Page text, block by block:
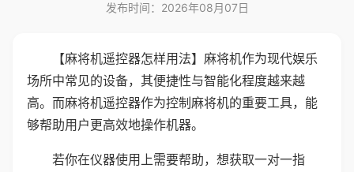
发布时间：2026年08月07日
【麻将机遥控器怎样用法】麻将机作为现代娱乐
场所中常见的设备，其便捷性与智能化程度越来越
高。而麻将机遥控器作为控制麻将机的重要工具，能
够帮助用户更高效地操作机器。
若你在仪器使用上需要帮助，想获取一对一指